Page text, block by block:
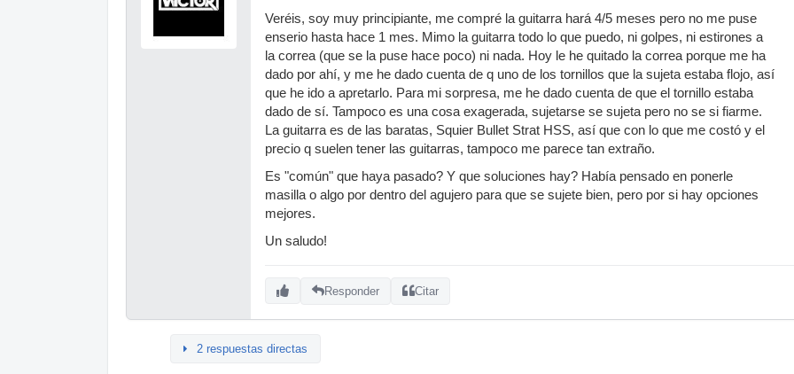
Veréis, soy muy principiante, me compré la guitarra hará 4/5 meses pero no me puse
enserio hasta hace 1 mes. Mimo la guitarra todo lo que puedo, ni golpes, ni estirones a
la correa (que se la puse hace poco) ni nada. Hoy le he quitado la correa porque me ha
dado por ahí, y me he dado cuenta de q uno de los tornillos que la sujeta estaba flojo, así
que he ido a apretarlo. Para mi sorpresa, me he dado cuenta de que el tornillo estaba
dado de sí. Tampoco es una cosa exagerada, sujetarse se sujeta pero no se si fiarme.
La guitarra es de las baratas, Squier Bullet Strat HSS, así que con lo que me costó y el
precio q suelen tener las guitarras, tampoco me parece tan extraño.
Es "común" que haya pasado? Y que soluciones hay? Había pensado en ponerle
masilla o algo por dentro del agujero para que se sujete bien, pero por si hay opciones
mejores.
Un saludo!
Responder Citar
2 respuestas directas